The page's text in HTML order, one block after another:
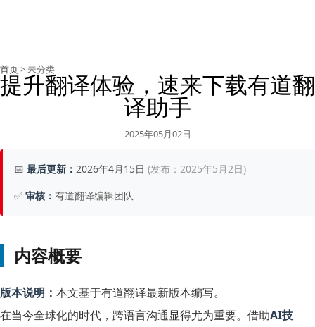
首页> 未分类
提升翻译体验，速来下载有道翻
译助手
2025年05月02日
📅 最后更新： 2026年4月15日 (发布：2025年5月2日)
✅ 审核： 有道翻译编辑团队
内容概要
版本说明： 本文基于有道翻译最新版本编写。
在当今全球化的时代，跨语言沟通显得尤为重要。借助AI技